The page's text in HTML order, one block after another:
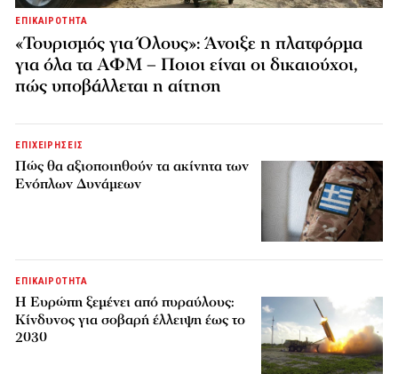
ΕΠΙΚΑΙΡΟΤΗΤΑ
«Τουρισμός για Όλους»: Άνοιξε η πλατφόρμα
για όλα τα ΑΦΜ – Ποιοι είναι οι δικαιούχοι,
πώς υποβάλλεται η αίτηση
ΕΠΙΧΕΙΡΗΣΕΙΣ
Πώς θα αξιοποιηθούν τα ακίνητα των
Ενόπλων Δυνάμεων
ΕΠΙΚΑΙΡΟΤΗΤΑ
H Ευρώπη ξεμένει από πυραύλους:
Κίνδυνος για σοβαρή έλλειψη έως το
2030